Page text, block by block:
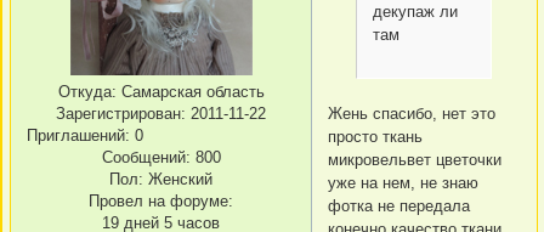
Откуда: Самарская область
Зарегистрирован: 2011-11-22
Приглашений: 0
Сообщений: 800
Пол: Женский
Провел на форуме:
19 дней 5 часов
декупаж ли
там
Жень спасибо, нет это
просто ткань
микровельвет цветочки
уже на нем, не знаю
фотка не передала
конечно качество ткани,